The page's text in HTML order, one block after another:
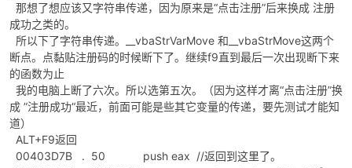
那想了想应该又字符串传递，因为原来是“点击注册”后来换成 注册
成功之类的。
所以下了字符串传递。__vbaStrVarMove 和__vbaStrMove这两个
断点。点黏贴注册码的时候断下了。继续f9直到最后一次出现断下来
的函数为止
我的电脑上断了六次。所以选第五次。（因为这样才离“点击注册”换
成 ”注册成功“最近，前面可能是些其它变量的传递，要先测试才能知
道）
ALT+F9返回
00403D7B . 50 push eax //返回到这里了。